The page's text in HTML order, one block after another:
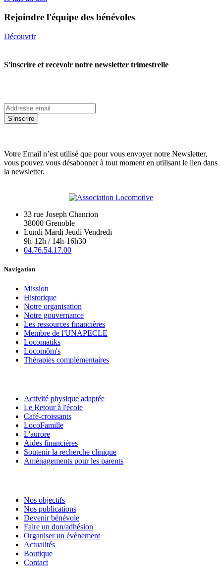
Rejoindre l'équipe des bénévoles
Découvrir
S'inscrire et recevoir notre newsletter trimestrelle
S'inscrire
Votre Email n’est utilisé que pour vous envoyer notre Newsletter,
vous pouvez vous désabonner à tout moment en utilisant le lien dans
la newsletter.
33 rue Joseph Chanrion
38000 Grenoble
Lundi Mardi Jeudi Vendredi
9h-12h / 14h-16h30
04.76.54.17.00
Navigation
Mission
Historique
Notre organisation
Notre gouvernance
Les ressources financières
Membre de l'UNAPECLE
Locomatiks
Locomôm's
Thérapies complémentaires
Activité physique adaptée
Le Retour à l'école
Café-croissants
LocoFamille
L'aurore
Aides financières
Soutenir la recherche clinique
Aménagements pour les parents
Nos objectifs
Nos publications
Devenir bénévole
Faire un don/adhésion
Organiser un évènement
Actualités
Boutique
Contact